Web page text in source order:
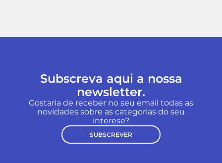
Subscreva aqui a nossa
newsletter.
Gostaria de receber no seu email todas as
novidades sobre as categorias do seu
interese?
SUBSCREVER